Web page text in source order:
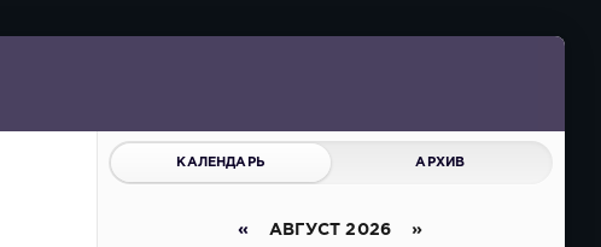
КАЛЕНДАРЬ АРХИВ
« АВГУСТ 2026 »